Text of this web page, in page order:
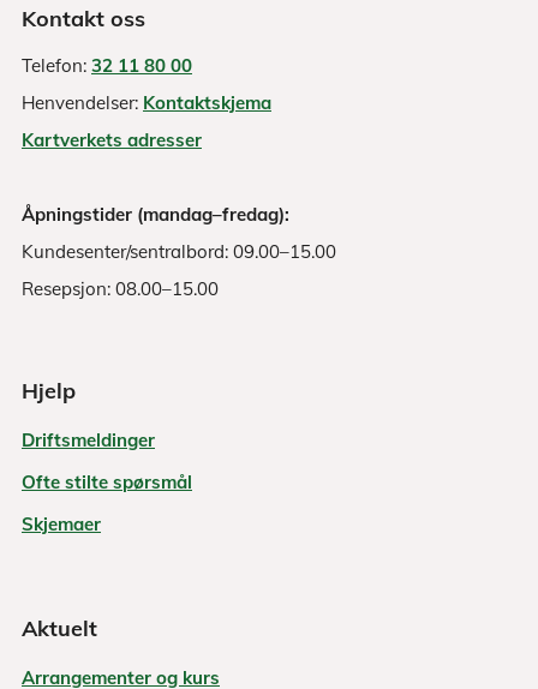
Kontakt oss
Telefon: 32 11 80 00
Henvendelser: Kontaktskjema
Kartverkets adresser
Åpningstider (mandag–fredag):
Kundesenter/sentralbord: 09.00–15.00
Resepsjon: 08.00–15.00
Hjelp
Driftsmeldinger
Ofte stilte spørsmål
Skjemaer
Aktuelt
Arrangementer og kurs